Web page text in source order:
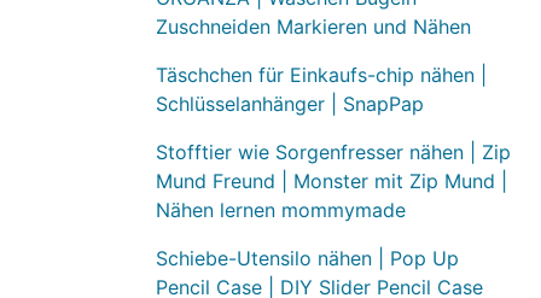
Zuschneiden Markieren und Nähen
Täschchen für Einkaufs-chip nähen |
Schlüsselanhänger | SnapPap
Stofftier wie Sorgenfresser nähen | Zip
Mund Freund | Monster mit Zip Mund |
Nähen lernen mommymade
Schiebe-Utensilo nähen | Pop Up
Pencil Case | DIY Slider Pencil Case